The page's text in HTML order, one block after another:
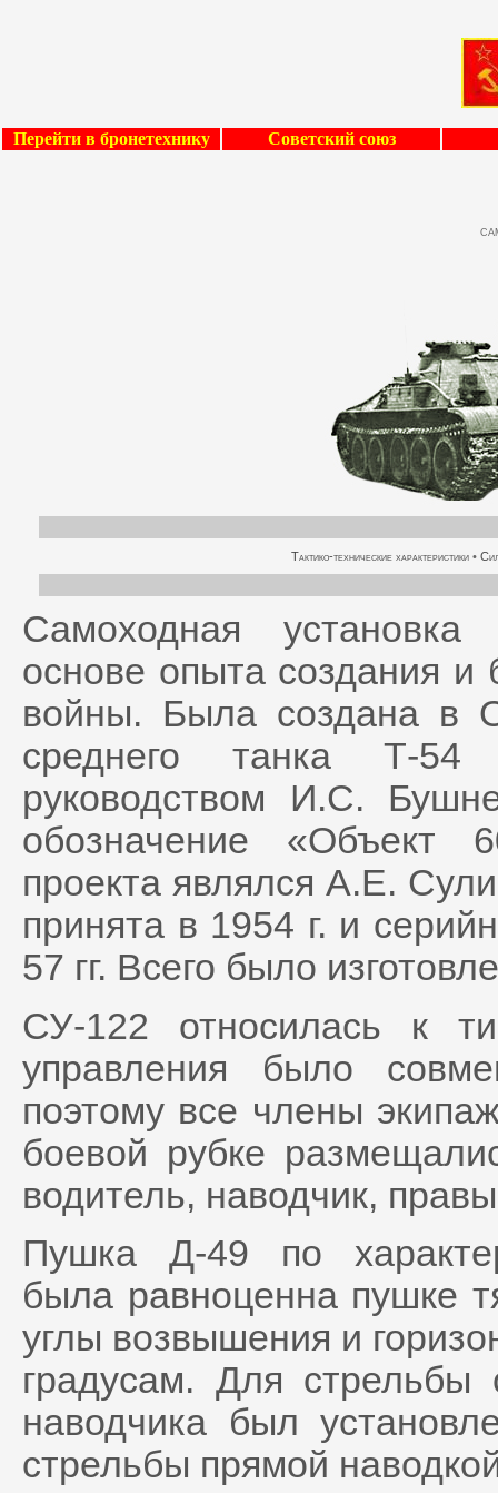
Перейти в бронетехнику Советский союз
Тактико-технические характеристики •
Самоходная
основе опыта создания
войны. Была создана в
среднего танка Т-54
руководством И.С.
обозначение «Объект
проекта являлся А.Е.
принята в 1954 г. и
57 гг. Всего было
СУ-122 относилась к
управления было
поэтому все члены
боевой рубке
водитель, наводчик,
Пушка Д-49 по
была равноценна пушке
углы возвышения и
градусам. Для стрельбы
наводчика был
стрельбы прямой